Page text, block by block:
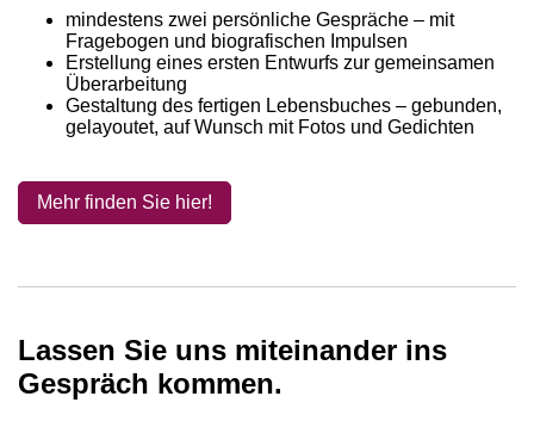
mindestens zwei persönliche Gespräche – mit
Fragebogen und biografischen Impulsen
Erstellung eines ersten Entwurfs zur gemeinsamen
Überarbeitung
Gestaltung des fertigen Lebensbuches – gebunden,
gelayoutet, auf Wunsch mit Fotos und Gedichten
Mehr finden Sie hier!
Lassen Sie uns miteinander ins
Gespräch kommen.